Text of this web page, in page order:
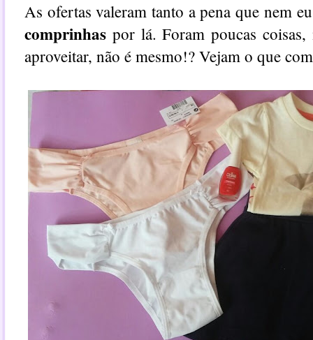
As ofertas valeram tanto a pena que nem
comprinhas por lá. Foram poucas
aproveitar, não é mesmo!? Vejam o que